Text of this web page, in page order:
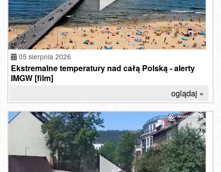
05 sierpnia 2026
Ekstremalne temperatury nad całą Polską - alerty
IMGW [film]
oglądaj »